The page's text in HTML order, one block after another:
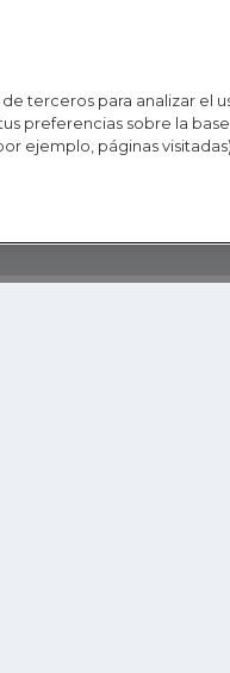
terceros para analizar el
preferencias sobre la
ejemplo, páginas visitadas).